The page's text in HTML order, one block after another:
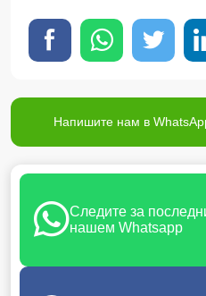
Напишите нам в
Следите за
нашем Whatsapp